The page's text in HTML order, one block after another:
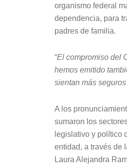
organismo federal
dependencia, para
padres de familia.
“El compromiso del
hemos emitido
sientan más
A los
sumaron los
legislativo y político
entidad, a través de
Laura Alejandra